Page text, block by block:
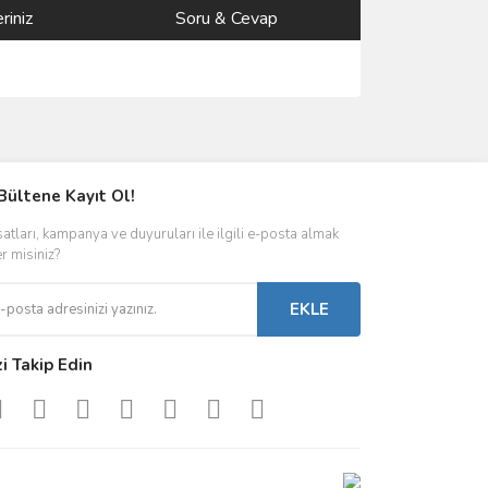
Soru & Cevap
Kayıt Ol!
kampanya ve duyuruları ile ilgili e-posta almak
misiniz?
EKLE
Takip Edin